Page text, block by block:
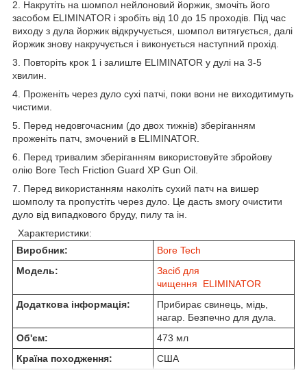
2. Накрутіть на шомпол нейлоновий йоржик, змочіть його
засобом ELIMINATOR і зробіть від 10 до 15 проходів. Під час
виходу з дула йоржик відкручується, шомпол витягується, далі
йоржик знову накручується і виконується наступний прохід.
3. Повторіть крок 1 і залиште ELIMINATOR у дулі на 3-5
хвилин.
4. Проженіть через дуло сухі патчі, поки вони не виходитимуть
чистими.
5. Перед недовгочасним (до двох тижнів) зберіганням
проженіть патч, змочений в ELIMINATOR.
6. Перед тривалим зберіганням використовуйте збройову
олію Bore Tech Friction Guard XP Gun Oil.
7. Перед використанням наколіть сухий патч на вишер
шомполу та пропустіть через дуло. Це дасть змогу очистити
дуло від випадкового бруду, пилу та ін.
Характеристики:
Виробник:
Bore Tech
Модель:
Засіб для
чищення ELIMINATOR
Додаткова інформація:
Прибирає свинець, мідь,
нагар. Безпечно для дула.
Об'єм:
473 мл
Країна походження:
США